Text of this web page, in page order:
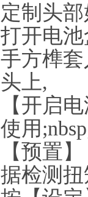
定制头
打开电池
手方榫套
头上,
【开启
使用
【预置
据检测扭